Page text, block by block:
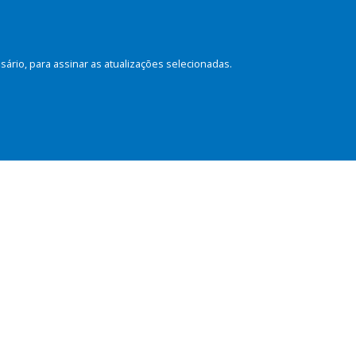
para assinar as atualizações selecionadas.